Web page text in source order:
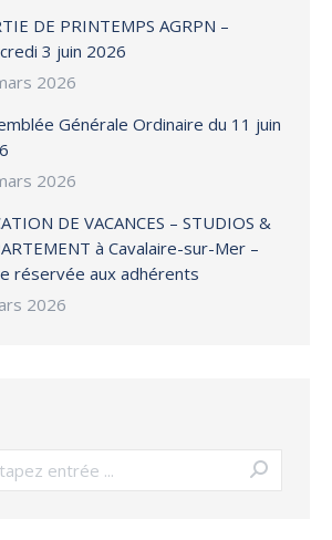
DE PRINTEMPS AGRPN –
3 juin 2026
2026
Générale Ordinaire du 11 juin
2026
DE VACANCES – STUDIOS &
à Cavalaire-sur-Mer –
réservée aux adhérents
2026